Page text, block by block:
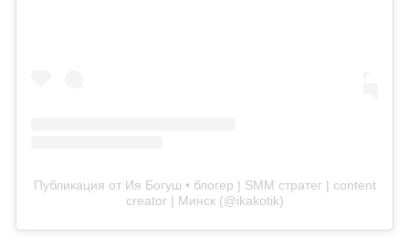
Публикация от Ия Богуш • блогер | SMM стратег | content
creator | Минск (@ikakotik)